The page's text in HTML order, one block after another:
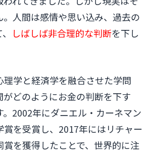
。人間は感情や思い込み、過去の
しばしば非合理的な判断を下し
理学と経済学を融合させた学問
がどのようにお金の判断を下す
2002年にダニエル・カーネマン
賞を受賞し、2017年にはリチャー
賞を獲得したことで、世界的に注